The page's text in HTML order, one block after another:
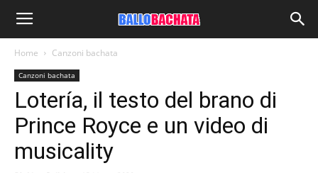
Home Canzoni bachata
Canzoni bachata
Lotería, il testo del brano di
Prince Royce e un video di
musicality